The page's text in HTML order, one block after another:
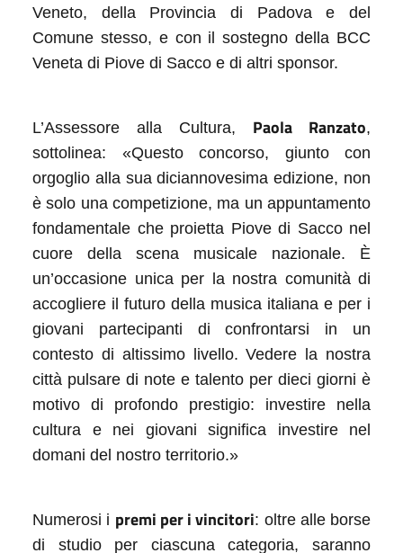
Veneto, della Provincia di Padova e del
Comune stesso, e con il sostegno della BCC
Veneta di Piove di Sacco e di altri sponsor.
L’Assessore alla Cultura, Paola Ranzato,
sottolinea: «Questo concorso, giunto con
orgoglio alla sua diciannovesima edizione, non
è solo una competizione, ma un appuntamento
fondamentale che proietta Piove di Sacco nel
cuore della scena musicale nazionale. È
un’occasione unica per la nostra comunità di
accogliere il futuro della musica italiana e per i
giovani partecipanti di confrontarsi in un
contesto di altissimo livello. Vedere la nostra
città pulsare di note e talento per dieci giorni è
motivo di profondo prestigio: investire nella
cultura e nei giovani significa investire nel
domani del nostro territorio.»
Numerosi i premi per i vincitori: oltre alle borse
di studio per ciascuna categoria, saranno